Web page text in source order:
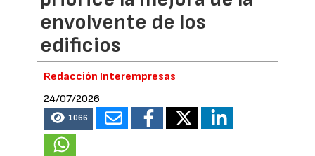
envolvente de los
edificios
Redacción Interempresas
24/07/2026
1066